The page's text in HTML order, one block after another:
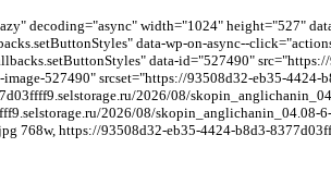
decoding="async" width="1024" height="527"
data-wp-on-async--
data-id="527490"
image-527490" srcset="https://93508d32-eb35-
2026/08/
2026/08/
768w, https://93508d32-eb35-4424-b8d3-